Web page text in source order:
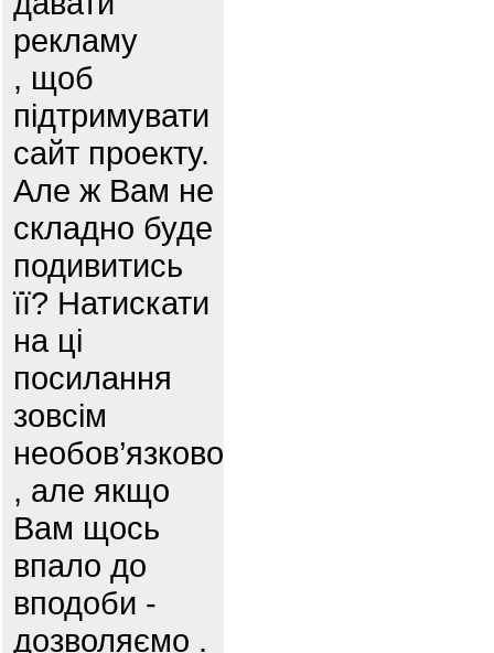
рекламу
, щоб
підтримувати
сайт проекту.
Але ж Вам не
складно буде
подивитись
її? Натискати
на ці
посилання
зовсім
необов’язково
, але якщо
Вам щось
впало до
вподоби -
дозволяємо .